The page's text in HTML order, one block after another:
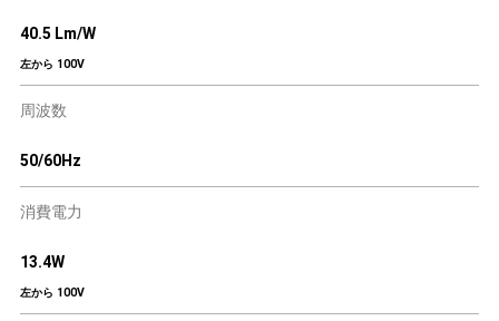
40.5 Lm/W
左から 100V
周波数
50/60Hz
消費電力
13.4W
左から 100V